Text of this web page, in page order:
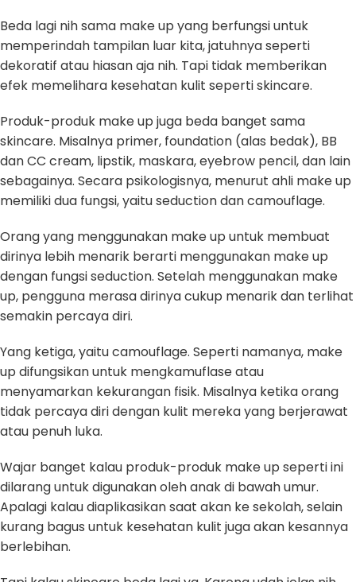
Beda lagi nih sama make up yang berfungsi untuk
memperindah tampilan luar kita, jatuhnya seperti
dekoratif atau hiasan aja nih. Tapi tidak memberikan
efek memelihara kesehatan kulit seperti skincare.
Produk-produk make up juga beda banget sama
skincare. Misalnya primer, foundation (alas bedak), BB
dan CC cream, lipstik, maskara, eyebrow pencil, dan lain
sebagainya. Secara psikologisnya, menurut ahli make up
memiliki dua fungsi, yaitu seduction dan camouflage.
Orang yang menggunakan make up untuk membuat
dirinya lebih menarik berarti menggunakan make up
dengan fungsi seduction. Setelah menggunakan make
up, pengguna merasa dirinya cukup menarik dan terlihat
semakin percaya diri.
Yang ketiga, yaitu camouflage. Seperti namanya, make
up difungsikan untuk mengkamuflase atau
menyamarkan kekurangan fisik. Misalnya ketika orang
tidak percaya diri dengan kulit mereka yang berjerawat
atau penuh luka.
Wajar banget kalau produk-produk make up seperti ini
dilarang untuk digunakan oleh anak di bawah umur.
Apalagi kalau diaplikasikan saat akan ke sekolah, selain
kurang bagus untuk kesehatan kulit juga akan kesannya
berlebihan.